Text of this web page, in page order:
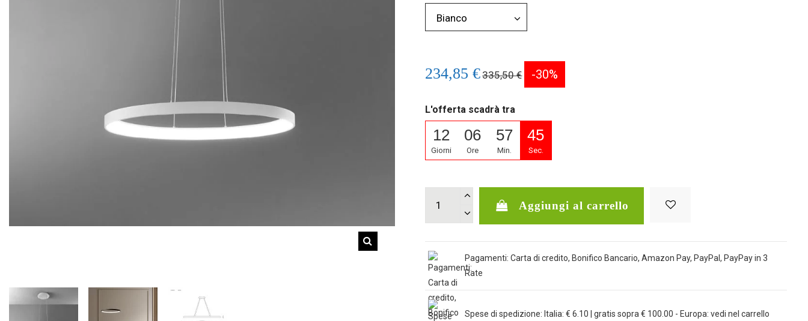
234,85 €335,50 € -30%
L'offerta scadrà tra
12
Giorni
06
Ore
57
Min.
44
Sec.
Aggiungi al carrello
Pagamenti: Carta di credito, Bonifico Bancario, Amazon Pay, PayPal, PayPay in 3
Rate
Spese di spedizione: Italia: € 6.10 | gratis sopra € 100.00 - Europa: vedi nel carrello